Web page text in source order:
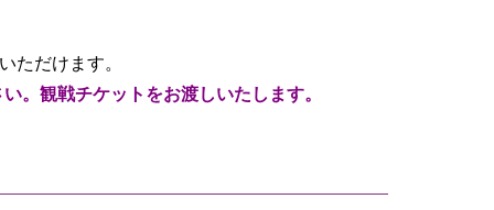
ただけます。
。観戦チケットをお渡しいたします。